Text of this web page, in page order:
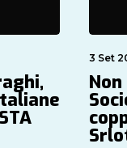
3 Set